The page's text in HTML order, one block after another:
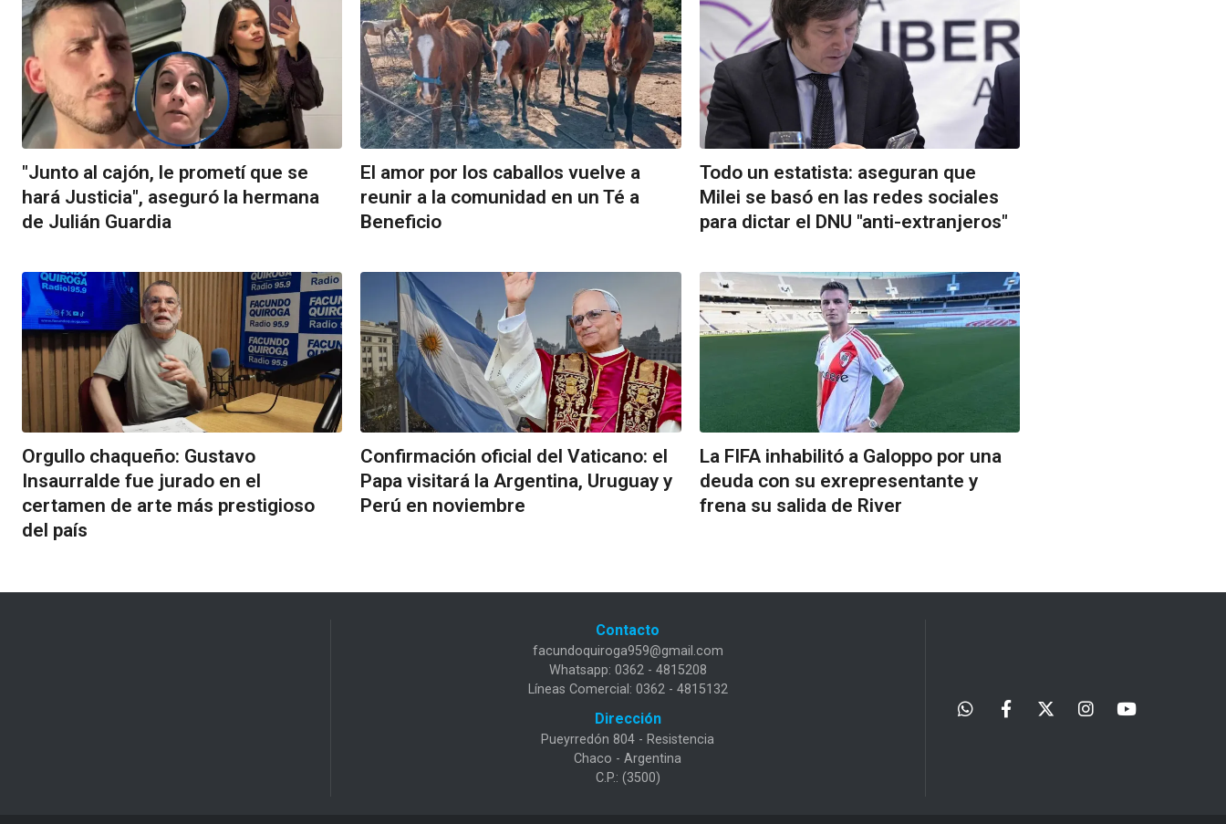
"Junto al cajón, le prometí que se
hará Justicia", aseguró la hermana
de Julián Guardia
El amor por los caballos vuelve a
reunir a la comunidad en un Té a
Beneficio
Todo un estatista: aseguran que
Milei se basó en las redes sociales
para dictar el DNU "anti-extranjeros"
Orgullo chaqueño: Gustavo
Insaurralde fue jurado en el
certamen de arte más prestigioso
del país
Confirmación oficial del Vaticano: el
Papa visitará la Argentina, Uruguay y
Perú en noviembre
La FIFA inhabilitó a Galoppo por una
deuda con su exrepresentante y
frena su salida de River
Contacto
facundoquiroga959@gmail.com
Whatsapp: 0362 - 4815208
Líneas Comercial: 0362 - 4815132
Dirección
Pueyrredón 804 - Resistencia
Chaco - Argentina
C.P.: (3500)